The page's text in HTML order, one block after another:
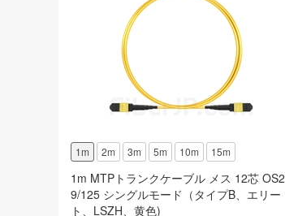
1m 2m 3m 5m 10m 15m
1m MTPトランクケーブル メス 12芯 OS2
9/125 シングルモード（タイプB、エリー
ト、LSZH、黄色)